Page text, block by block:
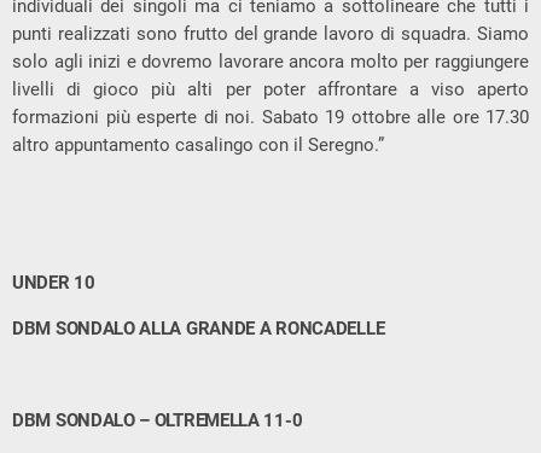
individuali dei singoli ma ci teniamo a sottolineare che tutti i
punti realizzati sono frutto del grande lavoro di squadra. Siamo
solo agli inizi e dovremo lavorare ancora molto per raggiungere
livelli di gioco più alti per poter affrontare a viso aperto
formazioni più esperte di noi. Sabato 19 ottobre alle ore 17.30
altro appuntamento casalingo con il Seregno.”
UNDER 10
DBM SONDALO ALLA GRANDE A RONCADELLE
DBM SONDALO – OLTREMELLA 11-0